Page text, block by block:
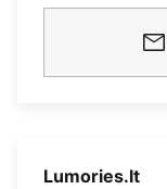
Lumories.lt